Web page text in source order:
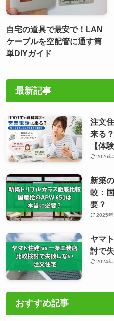
自宅の道具で最安で！LAN
ケーブルを空配管に通す簡
単DIYガイド
最新記事
注文
来る
【体
2026年
新築
較：
要？
2025年
ヤマ
討で
2024年
おすすめ記事